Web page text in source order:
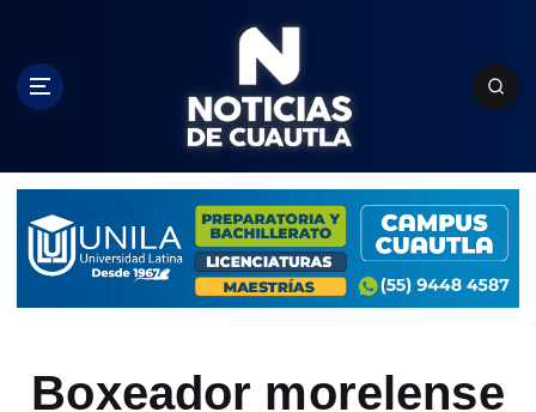
c
Boxeador morelense